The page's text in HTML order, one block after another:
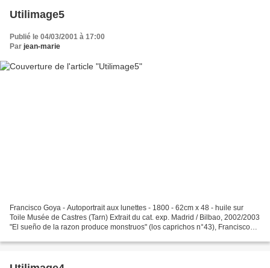
Utilimage5
Publié le 04/03/2001 à 17:00
Par jean-marie
Francisco Goya - Autoportrait aux lunettes - 1800 - 62cm x 48 - huile sur
Toile Musée de Castres (Tarn) Extrait du cat. exp. Madrid / Bilbao, 2002/2003
"El sueño de la razon produce monstruos" (los caprichos n°43), Francisco